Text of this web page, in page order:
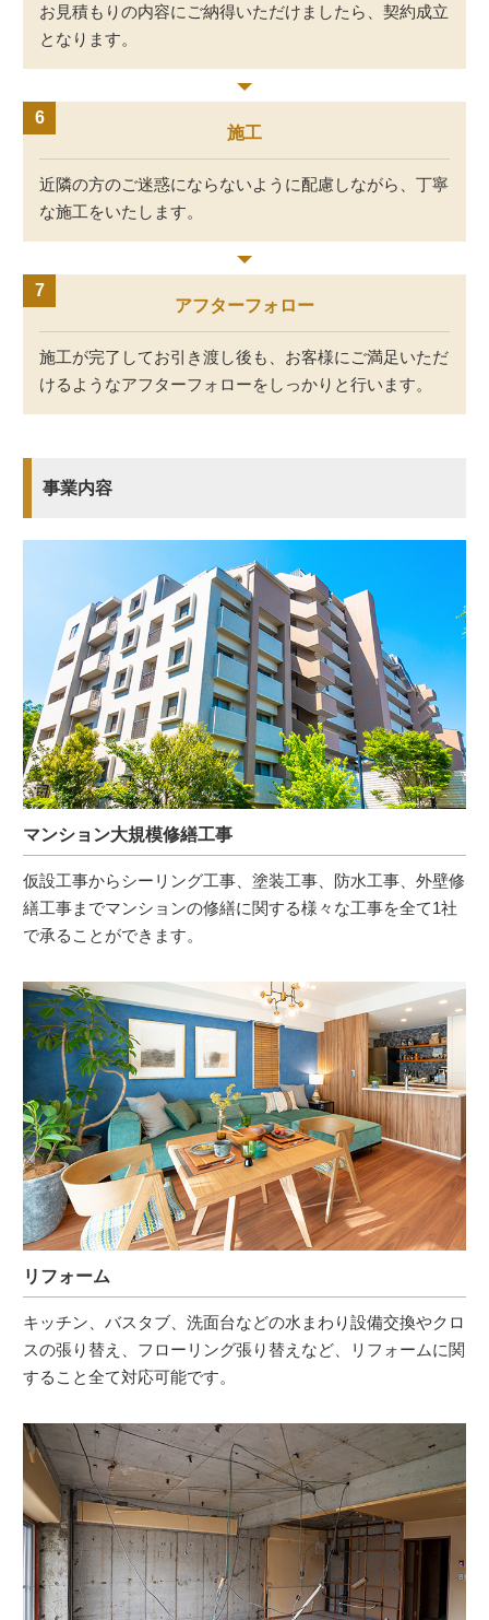
お見積もりの内容にご納得いただけましたら、 契約成立
となります。
施工
近隣の方のご迷惑にならないように配慮しながら、 丁寧
な施工をいたします。
アフターフォロー
施工が完了してお引き渡し後も、お客様にご満足いただ
けるようなアフターフォローをしっかりと行います。
事業内容
マンション大規模修繕工事
仮設工事からシーリング工事、塗装工事、防水工事、外壁修
繕工事までマンションの修繕に関する様々な工事を全て1社
で承ることができます。
リフォーム
キッチン、バスタブ、洗面台などの水まわり設備交換やクロ
スの張り替え、フローリング張り替えなど、リフォームに関
すること全て対応可能です。